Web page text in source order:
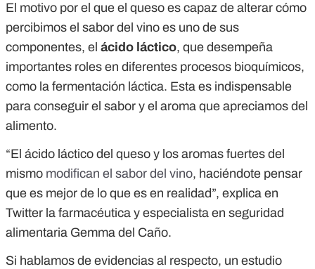
El motivo por el que el queso es capaz de alterar cómo
percibimos el sabor del vino es uno de sus
componentes, el ácido láctico, que desempeña
importantes roles en diferentes procesos bioquímicos,
como la fermentación láctica. Esta es indispensable
para conseguir el sabor y el aroma que apreciamos del
alimento.
“El ácido láctico del queso y los aromas fuertes del
mismo modifican el sabor del vino, haciéndote pensar
que es mejor de lo que es en realidad”, explica en
Twitter la farmacéutica y especialista en seguridad
alimentaria Gemma del Caño.
Si hablamos de evidencias al respecto, un estudio